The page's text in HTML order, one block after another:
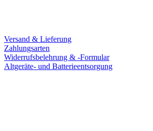
Versand & Lieferung
Zahlungsarten
Widerrufsbelehrung & -Formular
Altgeräte- und Batterieentsorgung